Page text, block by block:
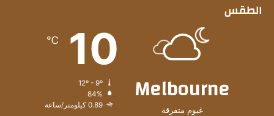
الطقس
Melbourne
غيوم متفرقة
10
℃
84%
0.89 كيلومتر/ساعة